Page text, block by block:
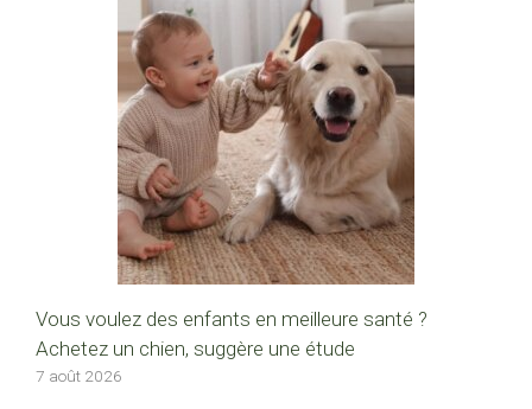
Vous voulez des enfants en meilleure santé ?
Achetez un chien, suggère une étude
7 août 2026